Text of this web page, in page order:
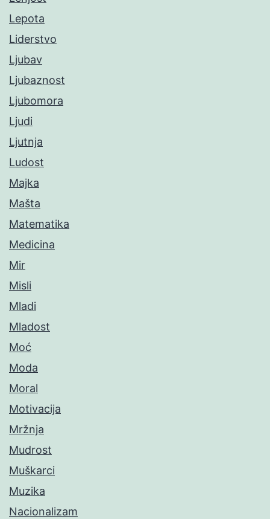
Lepota
Liderstvo
Ljubav
Ljubaznost
Ljubomora
Ljudi
Ljutnja
Ludost
Majka
Mašta
Matematika
Medicina
Mir
Misli
Mladi
Mladost
Moć
Moda
Moral
Motivacija
Mržnja
Mudrost
Muškarci
Muzika
Nacionalizam